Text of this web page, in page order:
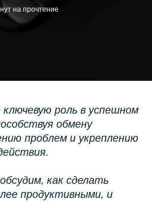
на прочтение
роль в успешном
обмену
проблем и укреплению
как сделать
продуктивными, и